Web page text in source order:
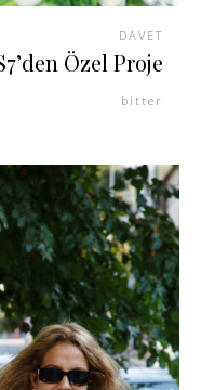
DAVET
Özel Proje
bitter